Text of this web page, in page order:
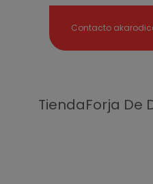
Contacto
TiendaForja De